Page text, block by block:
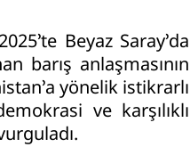
Beyaz Saray’da
barış anlaşmasının
yönelik istikrarlı
ve karşılıklı